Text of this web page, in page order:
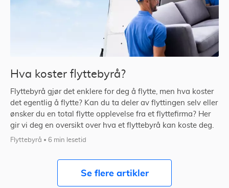
Hva koster flyttebyrå?
Flyttebyrå gjør det enklere for deg å flytte, men hva koster
det egentlig å flytte? Kan du ta deler av flyttingen selv eller
ønsker du en total flytte opplevelse fra et flyttefirma? Her
gir vi deg en oversikt over hva et flyttebyrå kan koste deg.
Flyttebyrå 6 min lesetid
Se flere artikler